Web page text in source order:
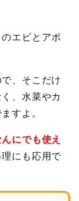
エビとアボ
、そこだけ
、水菜やカ
すよ。
にでも使え
にも応用で